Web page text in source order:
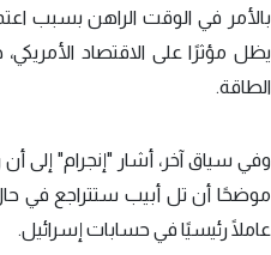
بالأمر في الوقت الراهن بسبب
يظل مؤثرًا على الاقتصاد
الطاقة.
وفي سياق آخر، أشار "إنجرام" إلى
موضحًا أن تل أبيب ستتراجع في
عاملًا رئيسيًا في حسابات إسرائيل.